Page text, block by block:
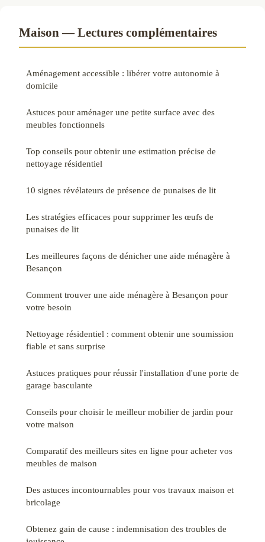
Maison — Lectures complémentaires
Aménagement accessible : libérer votre autonomie à
domicile
Astuces pour aménager une petite surface avec des
meubles fonctionnels
Top conseils pour obtenir une estimation précise de
nettoyage résidentiel
10 signes révélateurs de présence de punaises de lit
Les stratégies efficaces pour supprimer les œufs de
punaises de lit
Les meilleures façons de dénicher une aide ménagère à
Besançon
Comment trouver une aide ménagère à Besançon pour
votre besoin
Nettoyage résidentiel : comment obtenir une soumission
fiable et sans surprise
Astuces pratiques pour réussir l'installation d'une porte de
garage basculante
Conseils pour choisir le meilleur mobilier de jardin pour
votre maison
Comparatif des meilleurs sites en ligne pour acheter vos
meubles de maison
Des astuces incontournables pour vos travaux maison et
bricolage
Obtenez gain de cause : indemnisation des troubles de